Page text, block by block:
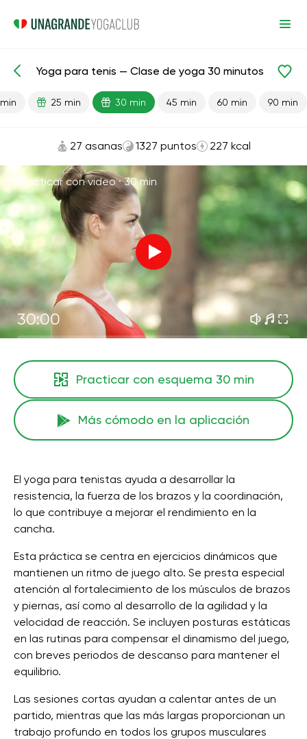
Lecciones preparadas Deporte
Yoga para tenis — Clase de yoga 30 minutos
25 min 30 min 45 min 60 min 90 min
27 asanas 1327 puntos 227 kcal
Practicar con video ·30 min
30:00
Practicar con esquema 30 min
Más cómodo en la aplicación
El yoga para tenistas ayuda a desarrollar la
resistencia, la fuerza de los brazos y la coordinación,
lo que contribuye a mejorar el rendimiento en la
cancha.
Esta práctica se centra en ejercicios dinámicos que
mantienen un ritmo de juego alto. Se presta especial
atención al fortalecimiento de los músculos de brazos
y piernas, así como al desarrollo de la agilidad y la
velocidad de reacción. Se incluyen posturas estáticas
en las rutinas para compensar el dinamismo del juego,
con breves periodos de descanso para mantener el
equilibrio.
Las sesiones cortas ayudan a calentar antes de un
partido, mientras que las más largas proporcionan un
trabajo profundo en todos los grupos musculares